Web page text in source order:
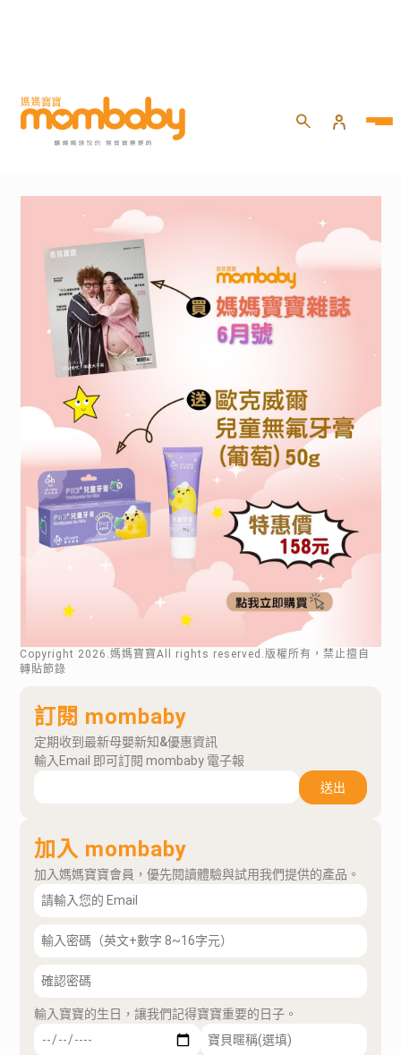
Copyright 2026 .媽媽寶寶All rights reserved.版權所有，禁止擅自
轉貼節錄
訂閱 mombaby
定期收到最新母嬰新知&優惠資訊
輸入Email 即可訂閱 mombaby 電子報
送出
加入 mombaby
加入媽媽寶寶會員，優先閱讀體驗與試用我們提供的產品。
輸入寶寶的生日，讓我們記得寶寶重要的日子。